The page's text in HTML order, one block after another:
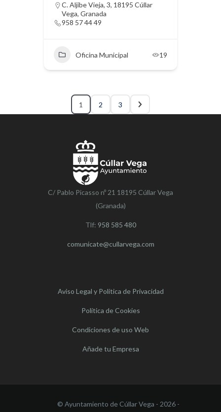
C. Aljibe Vieja, 3, 18195 Cúllar
Vega, Granada
958 57 44 49
Oficina Municipal 19
1 2 3
C/ Pablo Picasso nº 21 18195 Cúllar Vega
(Granada)
Tlf: 958 585 480
comunicate@cullarvega.com
Aviso Legal y Política de Privacidad
Política de Cookies
Condiciones de uso Web
Añade tu Empresa
© Ayuntamiento de Cúllar Vega - 2026 -